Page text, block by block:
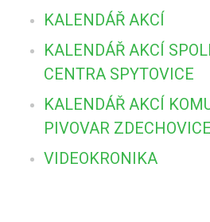
KALENDÁŘ AKCÍ
KALENDÁŘ AKCÍ
CENTRA SPYTOVICE
KALENDÁŘ AKCÍ
PIVOVAR ZDECHOVICE
VIDEOKRONIKA